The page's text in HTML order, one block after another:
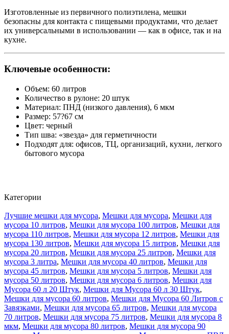
Изготовленные из первичного полиэтилена, мешки
безопасны для контакта с пищевыми продуктами, что делает
их универсальными в использовании — как в офисе, так и на
кухне.
Ключевые особенности:
Объем: 60 литров
Количество в рулоне: 20 штук
Материал: ПНД (низкого давления), 6 мкм
Размер: 57?67 см
Цвет: черный
Тип шва: «звезда» для герметичности
Подходят для: офисов, ТЦ, организаций, кухни, легкого
бытового мусора
Категории
Лучшие мешки для мусора, Мешки для мусора, Мешки для
мусора 10 литров, Мешки для мусора 100 литров, Мешки для
мусора 110 литров, Мешки для мусора 12 литров, Мешки для
мусора 130 литров, Мешки для мусора 15 литров, Мешки для
мусора 20 литров, Мешки для мусора 25 литров, Мешки для
мусора 3 литра, Мешки для мусора 40 литров, Мешки для
мусора 45 литров, Мешки для мусора 5 литров, Мешки для
мусора 50 литров, Мешки для мусора 6 литров, Мешки для
Мусора 60 л 20 Штук, Мешки для Мусора 60 л 30 Штук,
Мешки для мусора 60 литров, Мешки для Мусора 60 Литров с
Завязками, Мешки для мусора 65 литров, Мешки для мусора
70 литров, Мешки для мусора 75 литров, Мешки для мусора 8
мкм, Мешки для мусора 80 литров, Мешки для мусора 90